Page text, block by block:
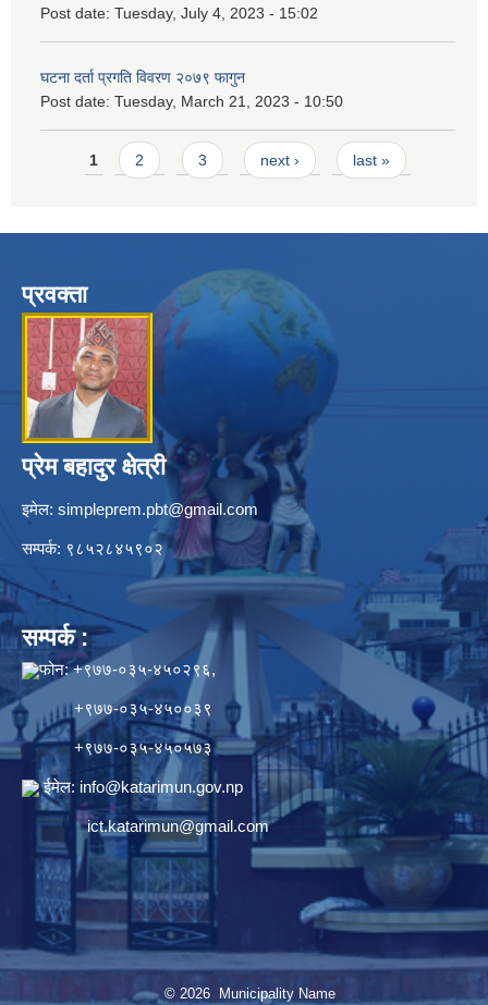
Post date: Tuesday, July 4, 2023 - 15:02
घटना दर्ता प्रगति विवरण २०७९ फागुन
Post date: Tuesday, March 21, 2023 - 10:50
Pages
1 2 3 next › last »
प्रवक्ता
प्रेम बहादुर क्षेत्री
इमेल: simpleprem.pbt@gmail.com
सम्पर्क: ९८५२८४५९०२
सम्पर्क :
फोन: +९७७-०३५-४५०२९६,
+९७७-०३५-४५००३९
+९७७-०३५-४५०५७३
ईमेल: info@katarimun.gov.np
ict.katarimun@gmail.com
© 2026 Municipality Name